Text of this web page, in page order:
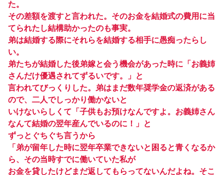
た。
その差額を渡すと言われた。そのお金を結婚式の費用に当
てられたし結構助かったのも事実。
弟は結婚する際にそれらを結婚する相手に愚痴ったらし
い。
弟たちが結婚した後弟嫁と会う機会があった時に「お義姉
さんだけ優遇されてずるいです。」と
言われてびっくりした。弟はまだ数年奨学金の返済がある
ので、二人でしっかり働かないと
いけないらしくて「子供もお預けなんですよ。お義姉さん
なんて結婚の翌年産んでいるのに！」と
ずっとぐちぐち言うから
「弟が留年した時に翌年卒業できないと困ると青くなるか
ら、その当時すでに働いていた私が
お金を貸したけどまだ返してもらってないんだよね。そこ